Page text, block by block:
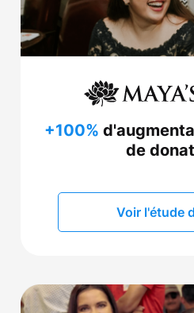
+100%
de
Voir l'étude